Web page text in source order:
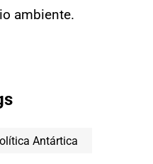
ambiente.
Antártica